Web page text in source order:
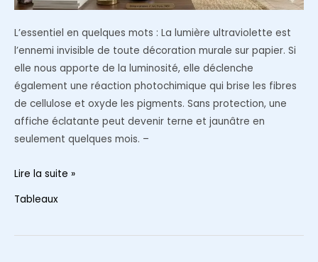
L’essentiel en quelques mots : La lumière ultraviolette est
l’ennemi invisible de toute décoration murale sur papier. Si
elle nous apporte de la luminosité, elle déclenche
également une réaction photochimique qui brise les fibres
de cellulose et oxyde les pigments. Sans protection, une
affiche éclatante peut devenir terne et jaunâtre en
seulement quelques mois. –
Comment
Lire la suite »
Tableaux